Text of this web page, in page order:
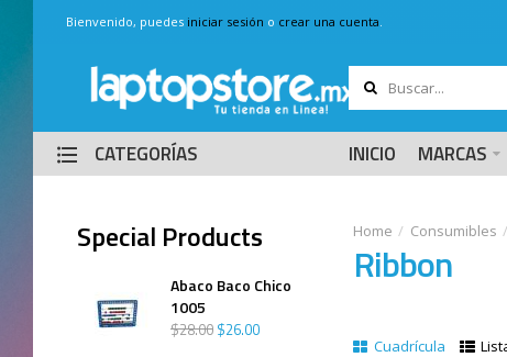
Bienvenido, puedes iniciar sesión o crear una cuenta.
CATEGORÍAS INICIO MARCAS
Consumibles
Ribbon
Cuadrícula
Special Products
Abaco Baco Chico
1005
$28.00 $26.00